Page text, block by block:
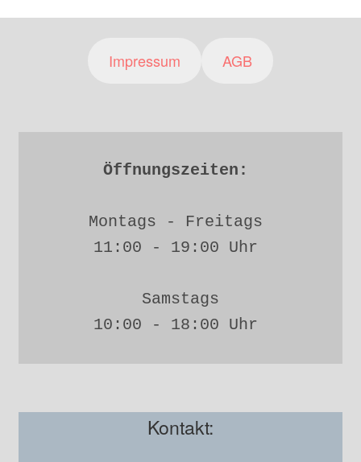
Impressum AGB
Öffnungszeiten:
Montags - Freitags
11:00 - 19:00 Uhr
Samstags
10:00 - 18:00 Uhr
Kontakt: